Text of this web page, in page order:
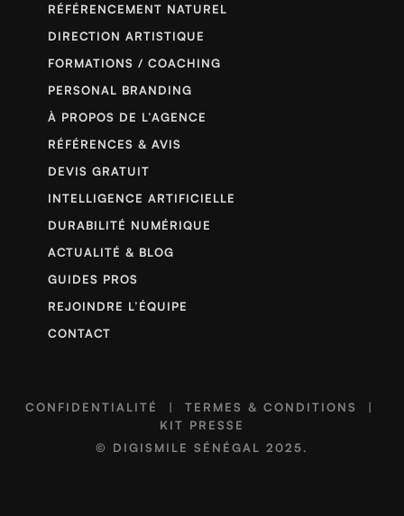
RÉFÉRENCEMENT NATUREL
DIRECTION ARTISTIQUE
FORMATIONS / COACHING
PERSONAL BRANDING
À PROPOS DE L’AGENCE
RÉFÉRENCES & AVIS
DEVIS GRATUIT
INTELLIGENCE ARTIFICIELLE
DURABILITÉ NUMÉRIQUE
ACTUALITÉ & BLOG
GUIDES PROS
REJOINDRE L’ÉQUIPE
CONTACT
CONFIDENTIALITÉ | TERMES & CONDITIONS
|
KIT PRESSE
© DIGISMILE SÉNÉGAL 2025.